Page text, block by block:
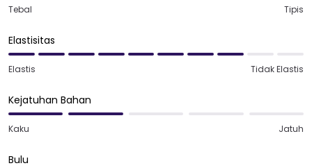
Tebal Tipis
Elastisitas
Elastis Tidak Elastis
Kejatuhan Bahan
Kaku Jatuh
Bulu